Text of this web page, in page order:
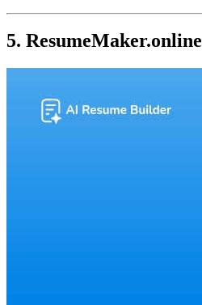
5. ResumeMaker.online